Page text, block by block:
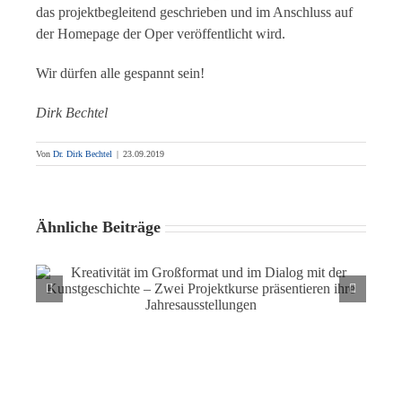
das projektbegleitend geschrieben und im Anschluss auf
der Homepage der Oper veröffentlicht wird.
Wir dürfen alle gespannt sein!
Dirk Bechtel
Von Dr. Dirk Bechtel | 23.09.2019
Ähnliche Beiträge
Kreativität im Großformat und im Dialog mit der
Kunstgeschichte – Zwei Projektkurse präsentieren ihre
Jahresausstellungen